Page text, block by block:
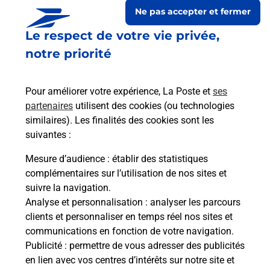
Le respect de votre vie privée,
notre priorité
Pour améliorer votre expérience, La Poste et ses
partenaires utilisent des cookies (ou technologies
similaires). Les finalités des cookies sont les
suivantes :
Mesure d’audience : établir des statistiques
complémentaires sur l’utilisation de nos sites et
suivre la navigation.
Analyse et personnalisation : analyser les parcours
clients et personnaliser en temps réel nos sites et
communications en fonction de votre navigation.
Publicité : permettre de vous adresser des publicités
en lien avec vos centres d’intérêts sur notre site et
Ne pas accepter et fermer
Prochaine collecte du courrierlundià 09h30
57 Route De Masseube
32140 Lalanne Arque
Itinéraire
Le lien s'ouvre dans un nouvel onglet